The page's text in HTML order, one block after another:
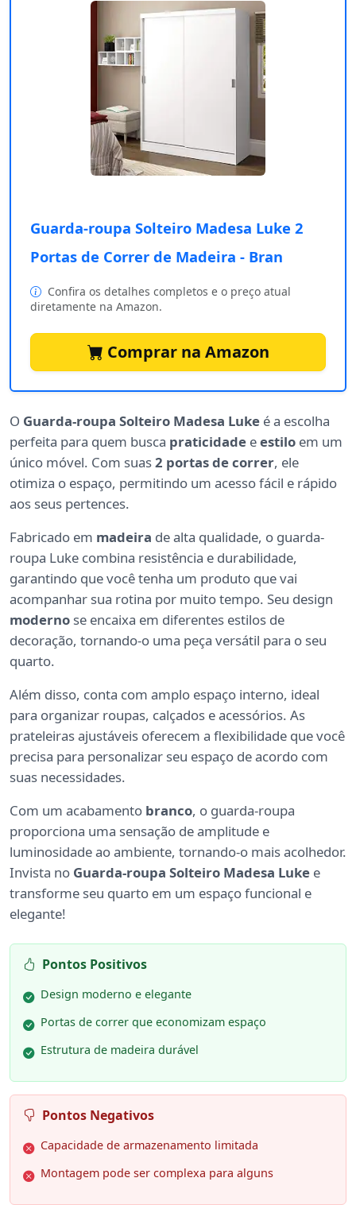
Guarda-roupa Solteiro Madesa Luke 2
Portas de Correr de Madeira - Bran
Confira os detalhes completos e o preço atual
diretamente na Amazon.
Comprar na Amazon
O Guarda-roupa Solteiro Madesa Luke é a escolha
perfeita para quem busca praticidade eestilo em um
único móvel. Com suas2 portas de correr, ele
otimiza o espaço, permitindo um acesso fácil e rápido
aos seus pertences.
Fabricado em madeira de alta qualidade, o guarda-
roupa Luke combina resistência e durabilidade,
garantindo que você tenha um produto que vai
acompanhar sua rotina por muito tempo. Seu design
moderno se encaixa em diferentes estilos de
decoração, tornando-o uma peça versátil para o seu
quarto.
Além disso, conta com amplo espaço interno, ideal
para organizar roupas, calçados e acessórios. As
prateleiras ajustáveis oferecem a flexibilidade que você
precisa para personalizar seu espaço de acordo com
suas necessidades.
Com um acabamento branco, o guarda-roupa
proporciona uma sensação de amplitude e
luminosidade ao ambiente, tornando-o mais acolhedor.
Invista no Guarda-roupa Solteiro Madesa Luke e
transforme seu quarto em um espaço funcional e
elegante!
Pontos Positivos
Design moderno e elegante
Portas de correr que economizam espaço
Estrutura de madeira durável
Pontos Negativos
Capacidade de armazenamento limitada
Montagem pode ser complexa para alguns